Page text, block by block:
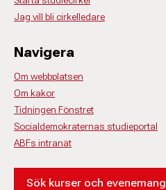
Jag vill bli cirkelledare
Navigera
Om webbplatsen
Om kakor
Tidningen Fönstret
Socialdemokraternas studieportal
ABFs intranät
Sök kurser och evenemang